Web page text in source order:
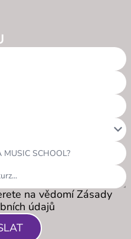
keyboard_arrow_down
na vědomí Zásady
údajů